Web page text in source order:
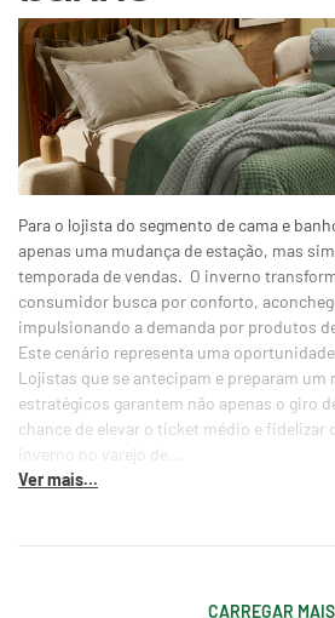
Para o lojista do segmento de cama e
apenas uma mudança de estação, mas
temporada de vendas. O inverno
consumidor busca por conforto,
impulsionando a demanda por produtos
Este cenário representa uma
Lojistas que se antecipam e preparam um
estratégicos garantem não apenas o giro
chance de elevar o ticket médio e fidelizar
inverno no varejo de...
Ver mais...
CARREGAR MAIS